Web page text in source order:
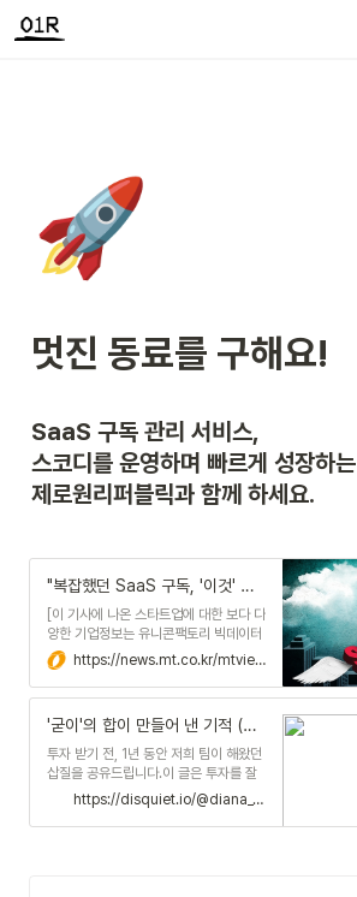
🚀
멋진 동료를 구해요!
SaaS 구독 관리 서비스,
스코디를 운영하며 빠르게 성장하는
제로원리퍼블릭과 함께 하세요.
"복잡했던 SaaS 구독, '이것' 쓰고 월1600만원 아꼈죠" - 머니투데이
[이 기사에 나온 스타트업에 대한 보다 다
양한 기업정보는 유니콘팩토리 빅데이터
플랫폼 '데이터랩'에서 볼 수 있습니다.]
구독료라고 하면 넷플릭스, 티빙 등 온라
인동영상서비스(OTT)를 떠올린다. 기업
라 슬랙이나 어도비, 노션 등 서비스형 소
프트웨어(SaaS)가 대표적이다. 이 같은
SaaS는 편리하지만 구독료는 부...
https://news.mt.co.kr/mtview.php?no=2024050217351074200
'굳이'의 합이 만들어 낸 기적 (시드 투자 유치까지 1년간의 삽질) | Disquiet*
투자 받기 전, 1년 동안 저희 팀이 해왔던
삽질을 공유드립니다.이 글은 투자를 잘
받는 방법을 알려드리는 글이 아닙니다.
이 글은 정답과 공식을 말씀드리는 글이
아닙니다.그저 초기 스타트업이 데스밸리
https://disquiet.io/@diana_01republic/makerlog/굳이-의-합이-만들어-낸-기적